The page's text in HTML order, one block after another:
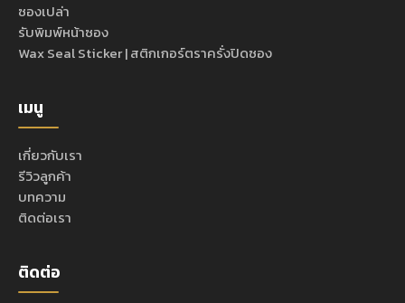
ซองเปล่า
รับพิมพ์หน้าซอง
Wax Seal Sticker | สติกเกอร์ตราครั่งปิดซอง
เมนู
เกี่ยวกับเรา
รีวิวลูกค้า
บทความ
ติดต่อเรา
ติดต่อ